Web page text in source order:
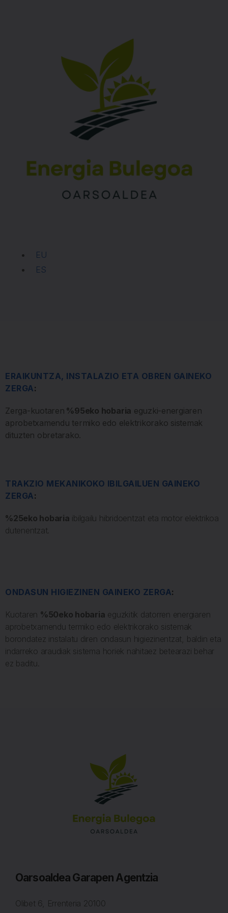
EU
ES
ERAIKUNTZA, INSTALAZIO ETA OBREN GAINEKO
ZERGA:
Zerga-kuotaren %95eko hobaria eguzki-energiaren
aprobetxamendu termiko edo elektrikorako sistemak
dituzten obretarako.
TRAKZIO MEKANIKOKO IBILGAILUEN GAINEKO
ZERGA:
%25eko hobaria ibilgailu hibridoentzat eta motor elektrikoa
dutenentzat.
ONDASUN HIGIEZINEN GAINEKO ZERGA:
Kuotaren %50eko hobaria eguzkitik datorren energiaren
aprobetxamendu termiko edo elektrikorako sistemak
borondatez instalatu diren ondasun higiezinentzat, baldin eta
indarreko araudiak sistema horiek nahitaez betearazi behar
ez baditu.
Oarsoaldea Garapen Agentzia
Olibet 6, Errenteria 20100